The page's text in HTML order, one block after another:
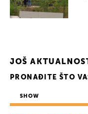
JOŠ
PRONAĐITE ŠTO
SHOW